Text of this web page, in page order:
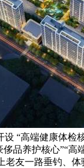
“高端健康体
品养护核心”“
一路垂钓、